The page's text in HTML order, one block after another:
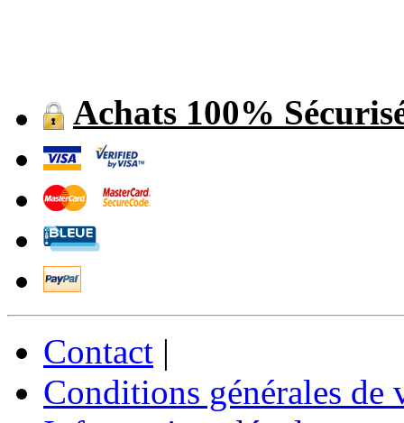
Achats 100%
Contact |
Conditions générales de